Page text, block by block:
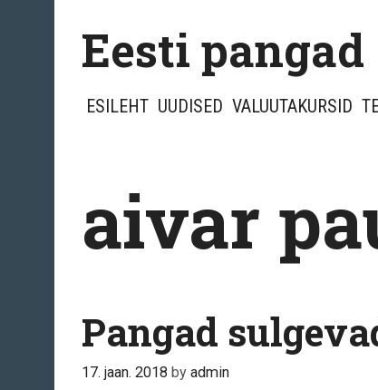
content
Eesti pangad
ESILEHT UUDISED VALUUTAKURSID
aivar
Pangad
17. jaan. 2018 by admin